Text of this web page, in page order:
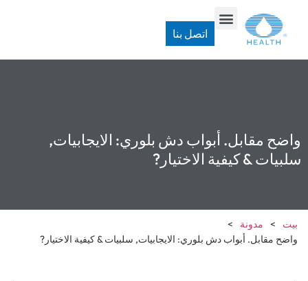
اتصل بنا
واضح مقابل. أبواب دش بلوري: الايجابيات,
سلبيات & كيفية الاختيار?
بيت > مدونة
>
واضح مقابل. أبواب دش بلوري: الايجابيات, سلبيات & كيفية الاختيار?